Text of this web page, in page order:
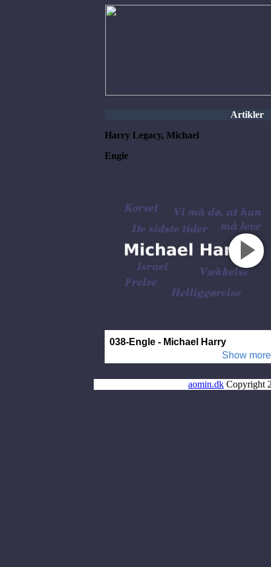
Artikler
Harry Legacy, Michael
Engle
aomin.dk Copyright